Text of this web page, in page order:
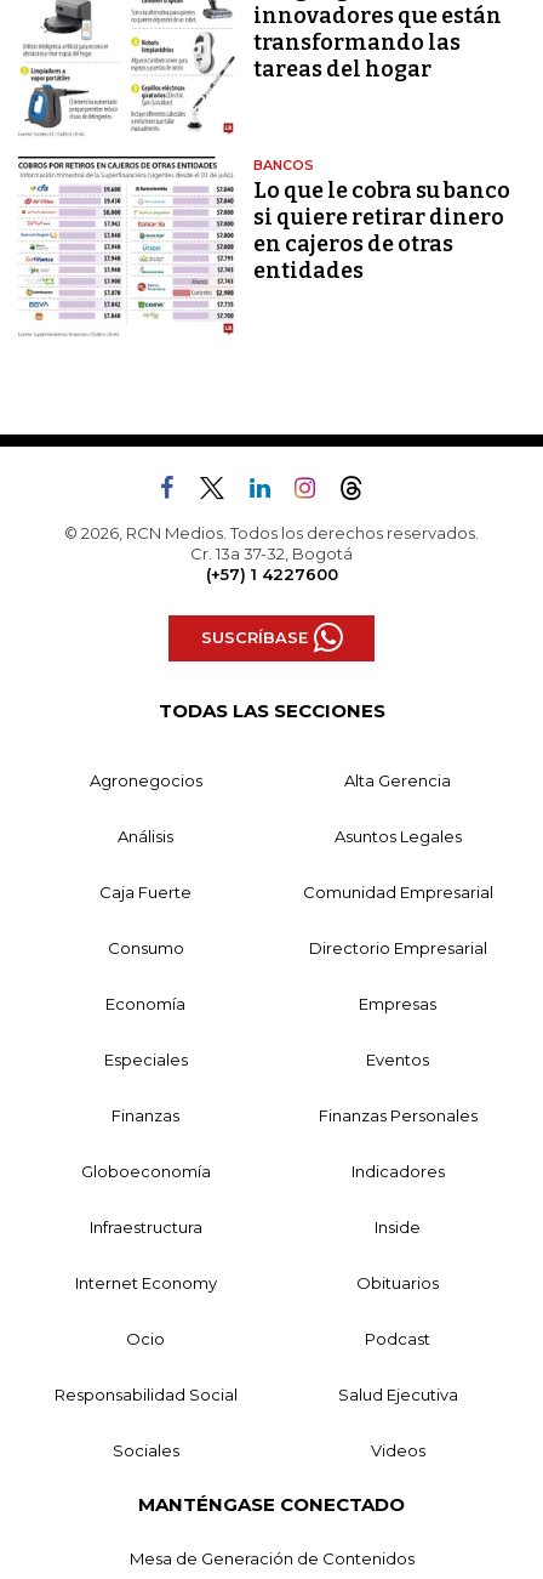
innovadores que están
transformando las
tareas del hogar
BANCOS
Lo que le cobra su banco
si quiere retirar dinero
en cajeros de otras
entidades
© 2026, RCN Medios. Todos los derechos reservados.
Cr. 13a 37-32, Bogotá
(+57) 1 4227600
SUSCRÍBASE
TODAS LAS SECCIONES
Agronegocios Alta Gerencia
Análisis Asuntos Legales
Caja Fuerte Comunidad Empresarial
Consumo Directorio Empresarial
Economía Empresas
Especiales Eventos
Finanzas Finanzas Personales
Globoeconomía Indicadores
Infraestructura Inside
Internet Economy Obituarios
Ocio Podcast
Responsabilidad Social Salud Ejecutiva
Sociales Videos
MANTÉNGASE CONECTADO
Mesa de Generación de Contenidos